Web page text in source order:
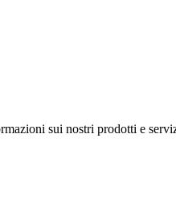
sui nostri prodotti e